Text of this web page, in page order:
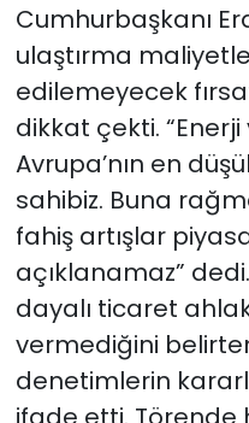
Cumhurbaşkanı
ulaştırma
edilemeyecek
dikkat çekti.
Avrupa’nın en
sahibiz. Buna
fahiş artışlar
açıklanamaz”
dayalı ticaret
vermediğini
denetimlerin